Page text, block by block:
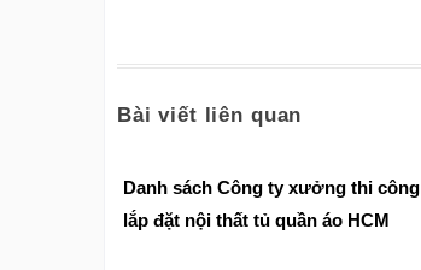
Bài viết liên quan
Danh sách Công ty xưởng thi công
lắp đặt nội thất tủ quần áo HCM